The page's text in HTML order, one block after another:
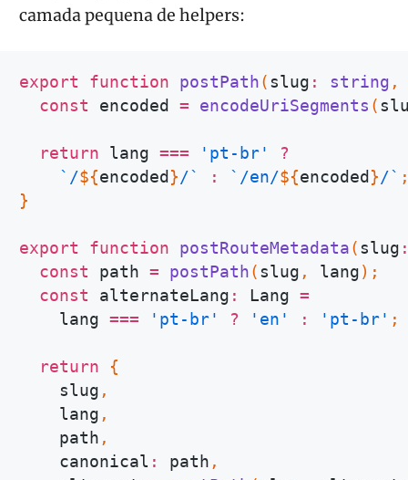
camada pequena de helpers:
export function postPath ( slug : string ,
const encoded = encodeUriSegments (
return lang === 'pt-br'
?
` /${encoded } /` : ` /en/${encoded } /`
}
export function postRouteMetadata ( slug
const path = postPath ( slug , lang ) ;
const alternateLang : Lang =
    lang
=== 'pt-br' ? 'en' : 'pt-br' ;
return
{
    slug
,
    lang
,
    path
,
    canonical
: path ,